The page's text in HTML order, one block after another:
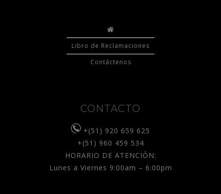
Libro de Reclamaciones
Contáctenos
CONTACTO
+(51) 920 659 625
+(51) 960 459 534
HORARIO DE ATENCIÓN:
Lunes a Viernes 9:00am – 6:00pm